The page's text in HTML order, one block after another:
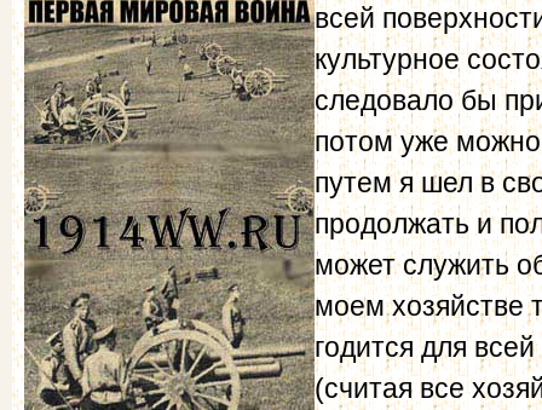
всей
культурное
следовало бы
потом уже
путем я шел в
продолжать и
может служить
моем хозяйстве
годится для
(считая все